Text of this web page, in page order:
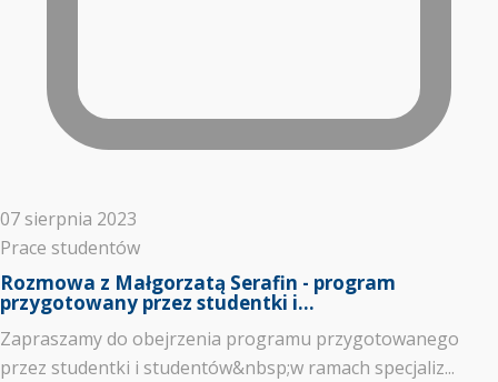
07 sierpnia 2023
Prace studentów
Rozmowa z Małgorzatą Serafin - program
przygotowany przez studentki i...
Zapraszamy do obejrzenia programu przygotowanego
przez studentki i studentów&nbsp;w ramach specjaliz...